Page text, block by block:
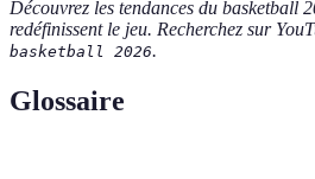
Découvrez les tendances du basketball
redéfinissent le jeu. Recherchez sur
basketball 2026.
Glossaire